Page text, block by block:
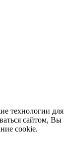
технологии для
сайтом, Вы
cookie.